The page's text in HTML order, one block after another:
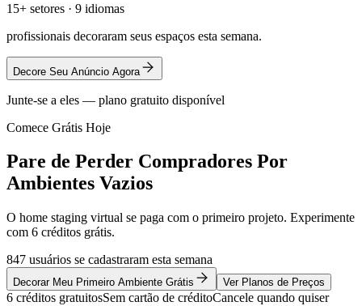
15+ setores · 9 idiomas
profissionais decoraram seus espaços esta semana.
Decore Seu Anúncio Agora
Junte-se a eles — plano gratuito disponível
Comece Grátis Hoje
Pare de Perder Compradores Por
Ambientes Vazios
O home staging virtual se paga com o primeiro projeto. Experimente
com 6 créditos grátis.
847 usuários se cadastraram esta semana
Decorar Meu Primeiro Ambiente Grátis Ver Planos de Preços
6 créditos gratuitosSem cartão de créditoCancele quando quiser